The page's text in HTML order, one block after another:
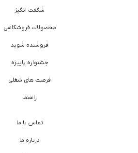
شگفت انگیز
محصولات فروشگاهی
فروشنده شوید
جشنواره پاییزه
فرصت های شغلی
راهنما
تماس با ما
درباره ما